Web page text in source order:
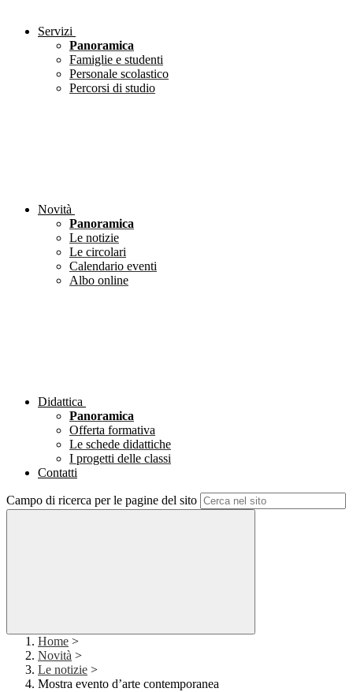
Servizi
Panoramica
Famiglie e studenti
Personale scolastico
Percorsi di studio
Novità
Panoramica
Le notizie
Le circolari
Calendario eventi
Albo online
Didattica
Panoramica
Offerta formativa
Le schede didattiche
I progetti delle classi
Contatti
Campo di ricerca per le pagine del sito
Home >
Novità >
Le notizie >
Mostra evento d’arte contemporanea